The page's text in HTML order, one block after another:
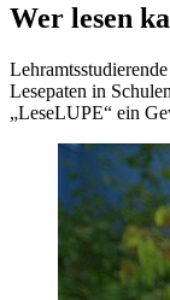
Wer lesen
Lesepaten in
„LeseLUPE“ ein